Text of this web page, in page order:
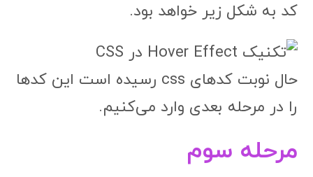
کد به شکل زیر خواهد بود.
حال نوبت کدهای css رسیده است این کدها
را در مرحله بعدی وارد می‌کنیم.
مرحله سوم